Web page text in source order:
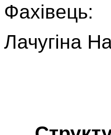
Фахівець:
Лачугіна